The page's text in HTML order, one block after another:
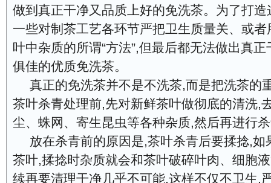
做到真正干净又品质上好的免洗茶。为了打
一些对制茶工艺各环节严把卫生质量关、或
叶中杂质的所谓“方法”,但最后都无法做出真
俱佳的优质免洗茶。
真正的免洗茶并不是不洗茶,而是把洗茶的
茶叶杀青处理前,先对新鲜茶叶做彻底的清洗,
尘、蛛网、寄生昆虫等各种杂质,然后再进行
放在杀青前的原因是,茶叶杀青后要揉捻,如
茶叶,揉捻时杂质就会和茶叶破碎叶肉、细胞
续再要清理干净几乎不可能,这样不仅不卫生,